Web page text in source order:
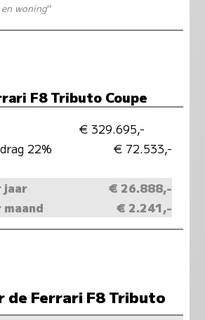
woning"
F8 Tributo Coupe
€ 329.695,-
22%
€ 72.533,-
jaar
€ 26.888,-
€ 2.241,-
de Ferrari F8 Tributo